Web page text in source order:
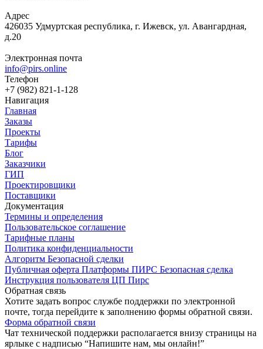
Адрес
426035 Удмуртская республика, г. Ижевск, ул. Авангардная,
д.20
Электронная почта
info@pirs.online
Телефон
+7 (982) 821-1-128
Навигация
Главная
Заказы
Проекты
Тарифы
Блог
Заказчики
ГИП
Проектировщики
Поставщики
Документация
Термины и определения
Пользовательское соглашение
Тарифные планы
Политика конфиденциальности
Алгоритм Безопасной сделки
Публичная оферта Платформы ПИРС Безопасная сделка
Инструкция пользователя ЦП Пирс
Обратная связь
Хотите задать вопрос службе поддержки по электронной
почте, тогда перейдите к заполнению формы обратной связи.
Форма обратной связи
Чат технической поддержки располагается внизу страницы на
ярлыке с надписью “Напишите нам, мы онлайн!”